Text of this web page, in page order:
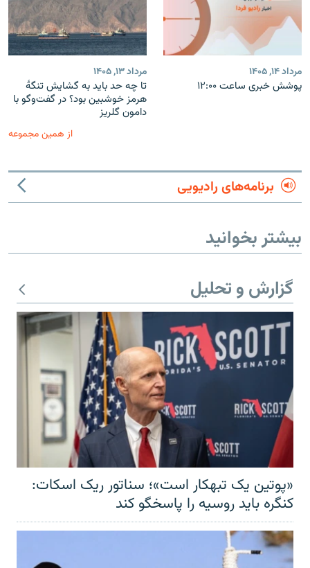
مرداد ۱۴, ۱۴۰۵
پوشش خبری ساعت ۱۲:۰۰
مرداد ۱۳, ۱۴۰۵
تا چه حد باید به گشایش تنگهٔ
هرمز خوشبین بود؟ در گفت‌وگو با
دامون گلریز
از همین مجموعه
برنامه‌های رادیویی
بیشتر بخوانید
گزارش و تحلیل
«پوتین یک تبهکار است»؛ سناتور ریک اسکات:
کنگره باید روسیه را پاسخگو کند